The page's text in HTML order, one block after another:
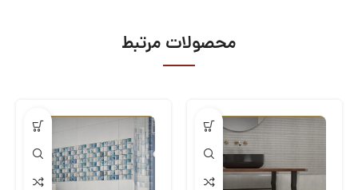
محصولات مرتبط